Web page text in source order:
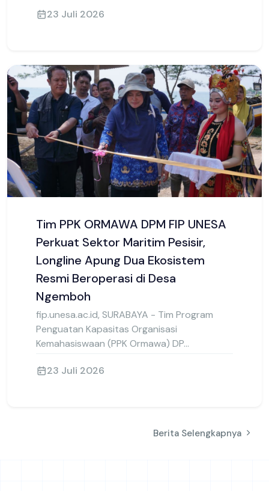
Tingkatkan Kualitas Publikasi
melalui Workshop One Lecturer
One Scopus
fip.unesa.ac.id, SURABAYA - fip.unesa.ac.id,
SURABAYA — Fakultas Ilmu Pendidikan,
Universitas Negeri...
23 Juli 2026
Longline Apung Dua Ekosistem